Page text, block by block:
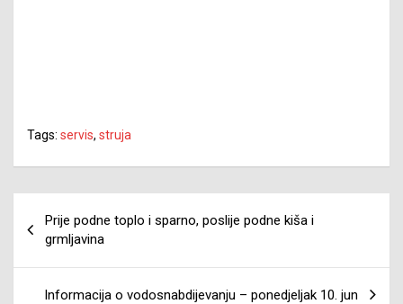
Tags: servis, struja
članaka
Prije podne toplo i sparno, poslije podne kiša i
grmljavina
Informacija o vodosnabdijevanju – ponedjeljak 10. jun